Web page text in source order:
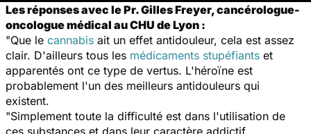
Les réponses avec le Pr. Gilles Freyer, cancérologue-
oncologue médical au CHU de Lyon :
"Que le cannabis ait un effet antidouleur, cela est assez
clair. D'ailleurs tous les médicaments stupéfiants et
apparentés ont ce type de vertus. L'héroïne est
probablement l'un des meilleurs antidouleurs qui
existent.
"Simplement toute la difficulté est dans l'utilisation de
ces substances et dans leur caractère addictif.